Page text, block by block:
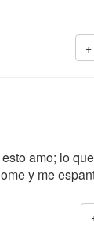
amo; lo
y me